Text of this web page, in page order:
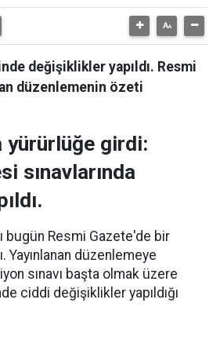
değişiklikler yapıldı. Resmi
düzenlemenin özeti
yürürlüğe girdi:
sınavlarında
bugün Resmi Gazete'de bir
Yayınlanan düzenlemeye
sınavı başta olmak üzere
ciddi değişiklikler yapıldığı